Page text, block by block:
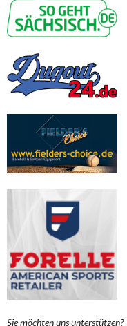
Sie möchten uns unterstützen?